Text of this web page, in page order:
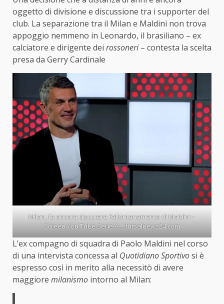
oggetto di divisione e discussione tra i supporter del
club. La separazione tra il Milan e Maldini non trova
appoggio nemmeno in Leonardo, il brasiliano – ex
calciatore e dirigente dei rossoneri– contesta la scelta
presa da Gerry Cardinale
Milan, fa ancora discutere l’allontanamento di Maldini –
Screen You Tube Serie A – futsalnews24.com
L’ex compagno di squadra di Paolo Maldini nel corso
di una intervista concessa al Quotidiano Sportivosi è
espresso così in merito alla necessitò di avere
maggiore milanismo intorno al Milan: